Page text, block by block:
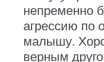
непременно
агрессию по
малышу.
верным